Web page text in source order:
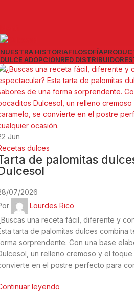
NUESTRA HISTORIAFILOSOFÍA
DULCE ADOPCIÓNRED DISTRIBUIDORES
Jun
dulces
de palomitas
07/2026
Lourdes Rico
una receta fácil, diferente y
tarta de palomitas dulces combina
sorprendente. Con una base
un relleno cremoso y el
en el postre perfecto para
leyendo